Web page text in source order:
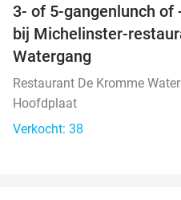
3- of 5-gangenlunch of
bij Michelinster-
Watergang
Restaurant De Kromme
Hoofdplaat
Verkocht: 38